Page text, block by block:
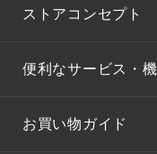
ストアコンセプト
便利なサービス・
お買い物ガイド